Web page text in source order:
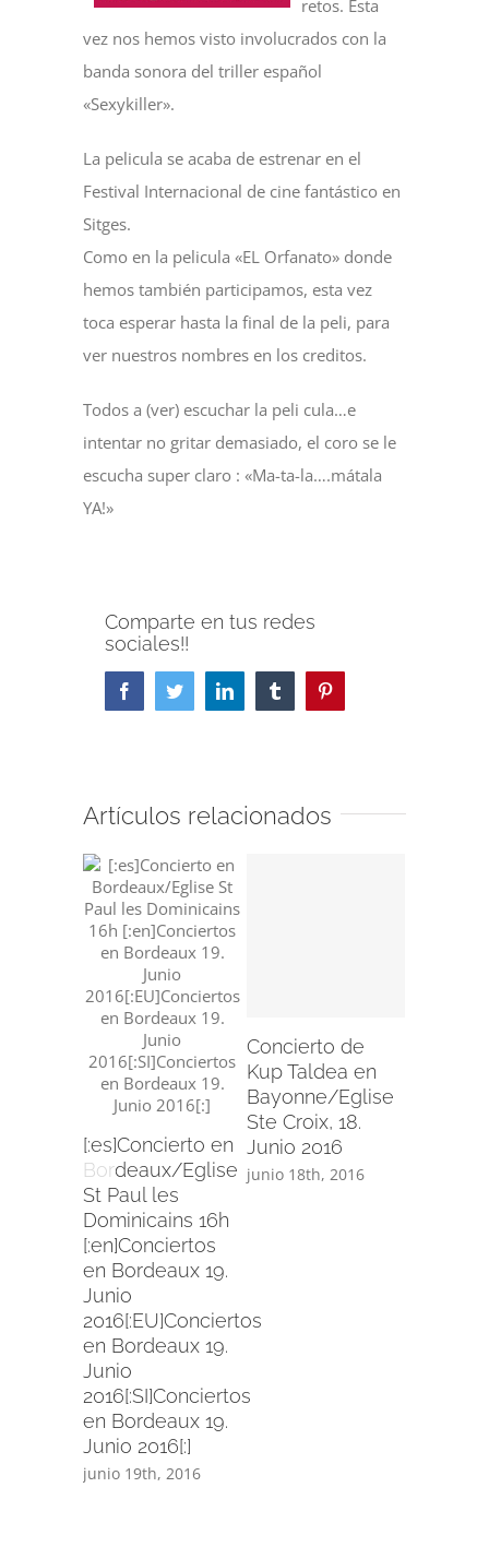
retos. Esta
vez nos hemos visto involucrados con la
banda sonora del triller español
«Sexykiller».
La pelicula se acaba de estrenar en el
Festival Internacional de cine fantástico en
Sitges.
Como en la pelicula «EL Orfanato» donde
hemos también participamos, esta vez
toca esperar hasta la final de la peli, para
ver nuestros nombres en los creditos.
Todos a (ver) escuchar la peli cula…e
intentar no gritar demasiado, el coro se le
escucha super claro : «Ma-ta-la….mátala
YA!»
Comparte en tus redes
sociales!!
FacebookTwitterLinkedIn Tumblr
Artículos relacionados
[:es]Concierto en
Bordeaux/Eglise
St Paul les
Dominicains 16h
[:en]Conciertos
en Bordeaux 19.
Junio
2016[:EU]Conciertos
en Bordeaux 19.
Junio
2016[:SI]Conciertos
en Bordeaux 19.
Junio 2016[:]
junio 19th, 2016
Concierto de
Kup Taldea en
Bayonne/Eglise
Ste Croix, 18.
Junio 2016
junio 18th, 2016